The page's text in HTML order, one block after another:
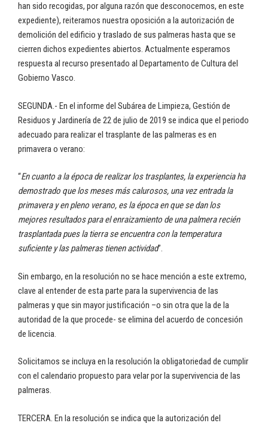
han sido recogidas, por alguna razón que desconocemos, en este
expediente), reiteramos nuestra oposición a la autorización de
demolición del edificio y traslado de sus palmeras hasta que se
cierren dichos expedientes abiertos. Actualmente esperamos
respuesta al recurso presentado al Departamento de Cultura del
Gobierno Vasco.
SEGUNDA.- En el informe del Subárea de Limpieza, Gestión de
Residuos y Jardinería de 22 de julio de 2019 se indica que el periodo
adecuado para realizar el trasplante de las palmeras es en
primavera o verano:
“En cuanto a la época de realizar los trasplantes, la experiencia ha
demostrado que los meses más calurosos, una vez entrada la
primavera y en pleno verano, es la época en que se dan los
mejores resultados para el enraizamiento de una palmera recién
trasplantada pues la tierra se encuentra con la temperatura
suficiente y las palmeras tienen actividad”.
Sin embargo, en la resolución no se hace mención a este extremo,
clave al entender de esta parte para la supervivencia de las
palmeras y que sin mayor justificación –o sin otra que la de la
autoridad de la que procede- se elimina del acuerdo de concesión
de licencia.
Solicitamos se incluya en la resolución la obligatoriedad de cumplir
con el calendario propuesto para velar por la supervivencia de las
palmeras.
TERCERA. En la resolución se indica que la autorización del